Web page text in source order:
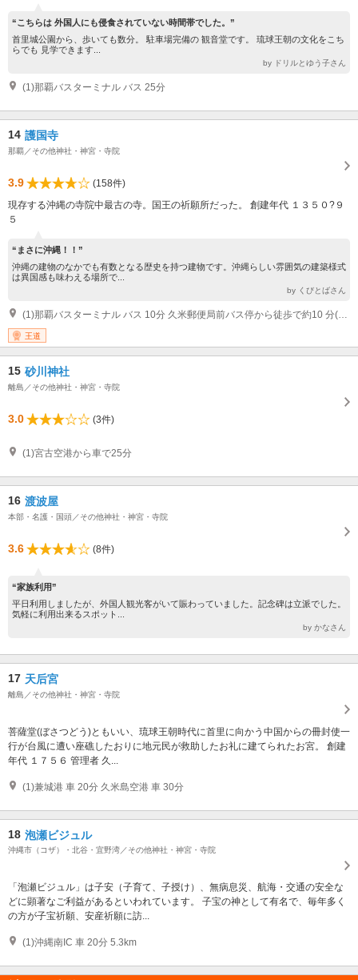
“こちらは 外国人にも侵食されていない時間帯でした。”
首里城公園から、歩いても数分。 駐車場完備の 観音堂です。 琉球王朝の文化をこち
らでも 見学できます...
by ドリルとゆう子さん
(1)那覇バスターミナル バス 25分
14 護国寺
那覇／その他神社・神宮・寺院
3.9
(158件)
現存する沖縄の寺院中最古の寺。国王の祈願所だった。 創建年代 １３５０?９
５
“まさに沖縄！！”
沖縄の建物のなかでも有数となる歴史を持つ建物です。沖縄らしい雰囲気の建築様式
は異国感も味わえる場所で...
by くびとばさん
(1)那覇バスターミナル バス 10分 久米郵便局前バス停から徒歩で約10 分(停車バス : 2番国場線(那)開南廻り/2番国場線(那)開南廻り/2番国場線(那)壺川廻り/2番国場線(那)壺川廻り/3番松川線(那)開南廻り/3番松川線(那)泊廻り/5番識名線(那)開南廻り/5番識名線(那)開南廻り/5番識名線(那)牧志廻り/5番識名線(那)牧志廻り/14番泊線(那)首里向け/14番泊線(那)三重城向け/15番寒川線(那)巡回/15番寒川線(那)巡回/17番石嶺開南線(那)首里向け/17番石嶺開南線(那)三重城向け/45番与根線(那)具志向け)
王道
15 砂川神社
離島／その他神社・神宮・寺院
3.0 (3件)
(1)宮古空港から車で25分
16 渡波屋
本部・名護・国頭／その他神社・神宮・寺院
3.6 (8件)
“家族利用”
平日利用しましたが、外国人観光客がいて賑わっていました。記念碑は立派でした。
気軽に利用出来るスポット...
by かなさん
17 天后宮
離島／その他神社・神宮・寺院
菩薩堂(ぼさつどう)ともいい、琉球王朝時代に首里に向かう中国からの冊封使一
行が台風に遭い座礁したおりに地元民が救助したお礼に建てられたお宮。 創建
年代 １７５６ 管理者 久...
(1)兼城港 車 20分 久米島空港 車 30分
18 泡瀬ビジュル
沖縄市（コザ）・北谷・宜野湾／その他神社・神宮・寺院
「泡瀬ビジュル」は子安（子育て、子授け）、無病息災、航海・交通の安全な
どに顕著なご利益があるといわれています。 子宝の神として有名で、毎年多く
の方が子宝祈願、安産祈願に訪...
(1)沖縄南IC 車 20分 5.3km